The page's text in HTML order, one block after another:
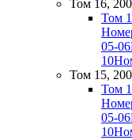
Том 16,
Том
05-06
10
Том 15,
Том
05-06
10